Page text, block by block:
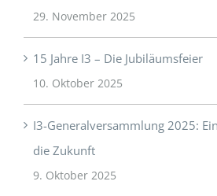
29. November 2025
15 Jahre I3 – Die Jubiläumsfeier
10. Oktober 2025
I3-Generalversammlung 2025:
die Zukunft
9. Oktober 2025